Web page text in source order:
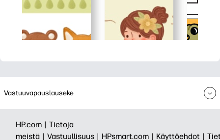
Vastuuvapauslauseke
HP.com | Tietoja
meistä | Vastuullisuus | HPsmart.com | Käyttöehdot |